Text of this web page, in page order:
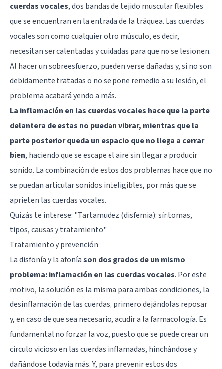
cuerdas vocales, dos bandas de tejido muscular flexibles
que se encuentran en la entrada de la tráquea. Las cuerdas
vocales son como cualquier otro músculo, es decir,
necesitan ser calentadas y cuidadas para que no se lesionen.
Al hacer un sobreesfuerzo, pueden verse dañadas y, si no son
debidamente tratadas o no se pone remedio a su lesión, el
problema acabará yendo a más.
La inflamación en las cuerdas vocales hace que la parte
delantera de estas no puedan vibrar, mientras que la
parte posterior queda un espacio que no llega a cerrar
bien, haciendo que se escape el aire sin llegar a producir
sonido. La combinación de estos dos problemas hace que no
se puedan articular sonidos inteligibles, por más que se
aprieten las cuerdas vocales.
Quizás te interese: "Tartamudez (disfemia): síntomas,
tipos, causas y tratamiento"
Tratamiento y prevención
La disfonía y la afoníason dos grados de un mismo
problema: inflamación en las cuerdas vocales. Por este
motivo, la solución es la misma para ambas condiciones, la
desinflamación de las cuerdas, primero dejándolas reposar
y, en caso de que sea necesario, acudir a la farmacología. Es
fundamental no forzar la voz, puesto que se puede crear un
círculo vicioso en las cuerdas inflamadas, hinchándose y
dañándose todavía más. Y, para prevenir estos dos